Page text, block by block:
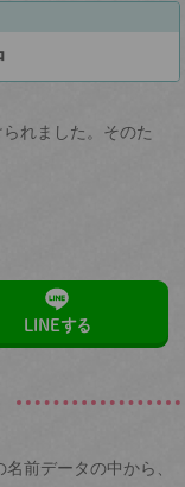
れました。そのた
LINEする
前データの中から、